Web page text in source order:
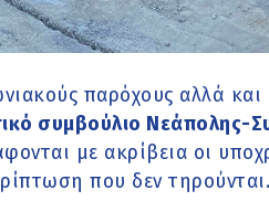
παρόχους αλλά και
συμβούλιο Νεάπολης-
με ακρίβεια οι
που δεν τηρούνται.